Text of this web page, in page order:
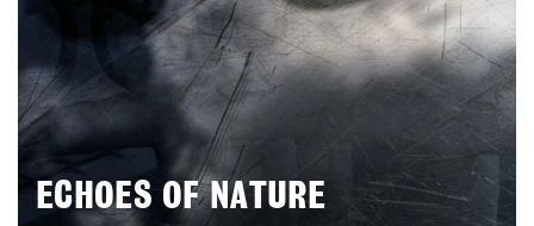
ECHOES OF NATURE